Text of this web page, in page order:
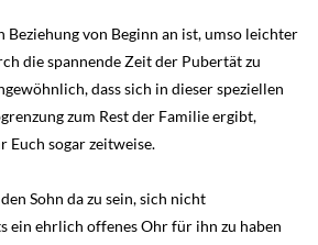
Beziehung von Beginn an ist, umso leichter
die spannende Zeit der Pubertät zu
dass sich in dieser speziellen
zum Rest der Familie ergibt,
sogar zeitweise.
Sohn da zu sein, sich nicht
ein ehrlich offenes Ohr für ihn zu haben